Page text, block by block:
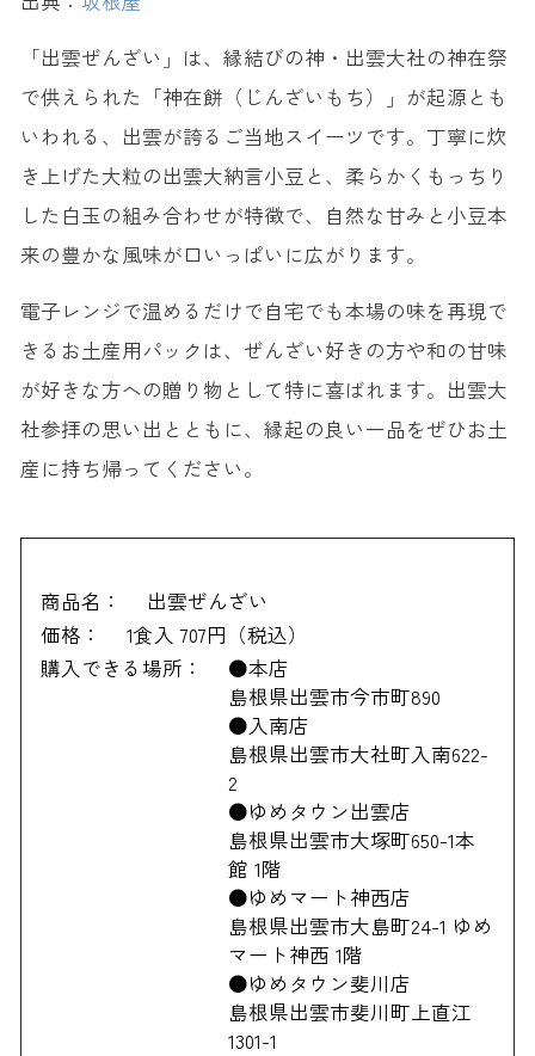
「出雲ぜんざい」は、縁結びの神・出雲大社の神在祭
で供えられた「神在餅（じんざいもち）」が起源とも
いわれる、出雲が誇るご当地スイーツです。丁寧に炊
き上げた大粒の出雲大納言小豆と、柔らかくもっちり
した白玉の組み合わせが特徴で、自然な甘みと小豆本
来の豊かな風味が口いっぱいに広がります。
電子レンジで温めるだけで自宅でも本場の味を再現で
きるお土産用パックは、ぜんざい好きの方や和の甘味
が好きな方への贈り物として特に喜ばれます。出雲大
社参拝の思い出とともに、縁起の良い一品をぜひお土
産に持ち帰ってください。
商品名：
出雲ぜんざい
価格：
1食入 707円（税込）
購入できる場所：
●本店
島根県出雲市今市町890
●入南店
島根県出雲市大社町入南622-
2
●ゆめタウン出雲店
島根県出雲市大塚町650-1本
館 1階
●ゆめマート神西店
島根県出雲市大島町24-1 ゆめ
マート神西 1階
●ゆめタウン斐川店
島根県出雲市斐川町上直江
1301-1